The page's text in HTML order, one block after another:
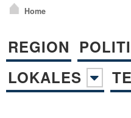
Home
REGION
LOKALES